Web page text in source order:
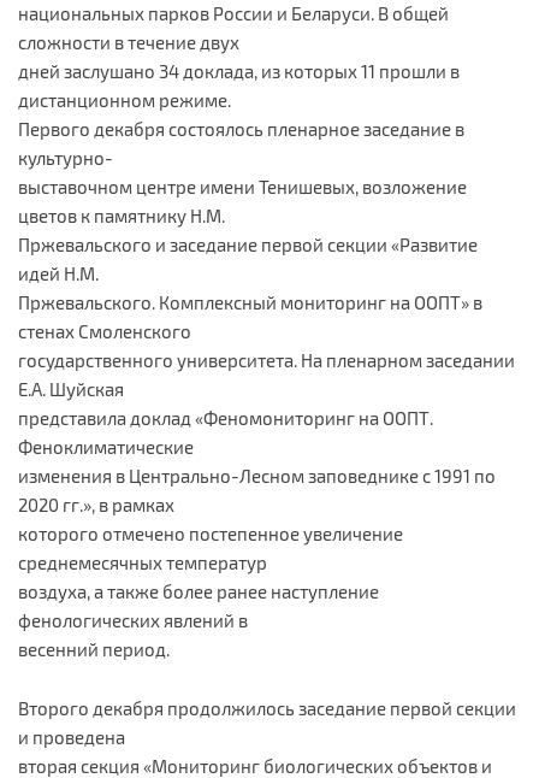
национальных парков России и Беларуси. В общей
сложности в течение двух
дней заслушано 34 доклада, из которых 11 прошли в
дистанционном режиме.
Первого декабря состоялось пленарное заседание в
культурно-
выставочном центре имени Тенишевых, возложение
цветов к памятнику Н.М.
Пржевальского и заседание первой секции «Развитие
идей Н.М.
Пржевальского. Комплексный мониторинг на ООПТ» в
стенах Смоленского
государственного университета. На пленарном заседании
Е.А. Шуйская
представила доклад «Феномониторинг на ООПТ.
Феноклиматические
изменения в Центрально-Лесном заповеднике с 1991 по
2020 гг.», в рамках
которого отмечено постепенное увеличение
среднемесячных температур
воздуха, а также более ранее наступление
фенологических явлений в
весенний период.
Второго декабря продолжилось заседание первой секции
и проведена
вторая секция «Мониторинг биологических объектов и